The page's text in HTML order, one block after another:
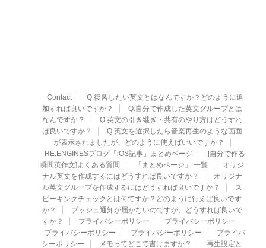
Contact
Q.復習したい英文とはなんですか？どのように追
加すれば良いですか？
Q.自分で作成した英文グループとは
なんですか？
Q.英文の引き継ぎ・共有のやり方はどうすれ
ば良いですか？
Q.英文を選択したら音楽再生のような画面
が表示されましたが、どのように使えばいいですか？
RE:ENGINESブログ「iOS記事」まとめページ
[自分で作る
瞬間英作文]よくある質問
「まとめページ」 一覧
オリジ
ナル英文を作成するにはどうすれば良いですか？
オリジナ
ル英文グループを作成するにはどうすれば良いですか？
ス
ピーキングチェックとは何ですか？どのように行えば良いです
か？
プッシュ通知が届かないのですが、どうすれば良いで
すか？
プライバシーポリシー
プライバシーポリシー
プライバシーポリシー
プライバシーポリシー
プライバ
シーポリシー
メモってどこで書けますか？ 再生設定と